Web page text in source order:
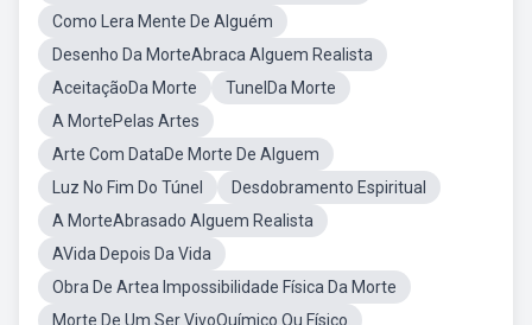
Como Lera Mente De Alguém
Desenho Da MorteAbraca Alguem Realista
AceitaçãoDa Morte
TunelDa Morte
A MortePelas Artes
Arte Com DataDe Morte De Alguem
Luz No Fim Do Túnel
Desdobramento Espiritual
A MorteAbrasado Alguem Realista
AVida Depois Da Vida
Obra De Artea Impossibilidade Física Da Morte
Morte De Um Ser VivoQuímico Ou Físico